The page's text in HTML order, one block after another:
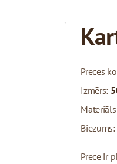
Preces
Izmērs:
Biezums:
Prece ir